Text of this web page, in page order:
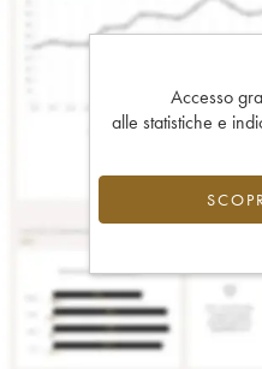
Accesso
alle statistiche e